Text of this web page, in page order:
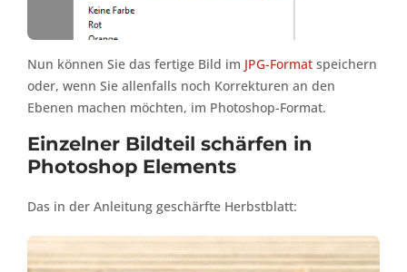
Nun können Sie das fertige Bild im JPG-Format speichern
oder, wenn Sie allenfalls noch Korrekturen an den
Ebenen machen möchten, im Photoshop-Format.
Einzelner Bildteil schärfen in
Photoshop Elements
Das in der Anleitung geschärfte Herbstblatt: